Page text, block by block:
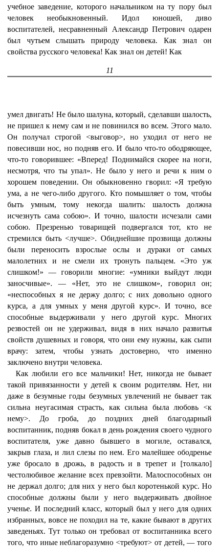
учебное заведение, которого начальником на ту пору был
человек необыкновенный. Идол юношей, диво
воспитателей, несравненный Александр Петрович одарен
был чутьем слышать природу человека. Как знал он
свойства русского человека! Как знал он детей! Как
11
умел двигать! Не было шалуна, который, сделавши шалость,
не пришел к нему сам и не повинился во всем. Этого мало.
Он получал строгой <выговор>, но уходил от него не
повесивши нос, но подняв его. И было что-то ободряющее,
что-то говорившее: «Вперед! Поднимайся скорее на ноги,
несмотря, что ты упал». Не было у него и речи к ним о
хорошем поведении. Он обыкновенно гворил: «Я требую
ума, а не чего-либо другого. Кто помышляет о том, чтобы
быть умным, тому некогда шалить: шалость должна
исчезнуть сама собою». И точно, шалости исчезали сами
собою. Презренью товарищей подвергался тот, кто не
стремился быть <лучше>. Обиднейшие прозвища должны
были переносить взрослые ослы и дураки от самых
малолетних и не смели их тронуть пальцем. «Это уж
слишком!» — говорили многие: «умники выйдут люди
заносчивые». — «Нет, это не слишком», говорил он;
«неспособных я не держу долго; с них довольно одного
курса, а для умных у меня другой курс». И точно, все
способные выдерживали у него другой курс. Многих
резвостей он не удерживал, видя в них начало развитья
свойств душевных и говоря, что они ему нужны, как сыпи
врачу: затем, чтобы узнать достоверно, что именно
заключено внутри человека.
Как любили его все мальчики! Нет, никогда не бывает
такой привязанности у детей к своим родителям. Нет, ни
даже в безумные годы безумных увлечений не бывает так
сильна неугасимая страсть, как сильна была любовь <к
нему>. До гроба, до поздних дней благодарный
воспитанник, подняв бокал в день рождения своего чудного
воспитателя, уже давно бывшего в могиле, оставался,
закрыв глаза, и лил слезы по нем. Его малейшее ободренье
уже бросало в дрожь, в радость и в трепет и [толкало]
честолюбивое желание всех превзойти. Малоспособных он
не держал долго; для них у него был коротенькой курс. Но
способные должны были у него выдерживать двойное
ученье. И последний класс, который был у него для одних
избранных, вовсе не походил на те, какие бывают в других
заведеньях. Тут только он требовал от воспитанника всего
того, что иные неблагоразумно <требуют> от детей, — того